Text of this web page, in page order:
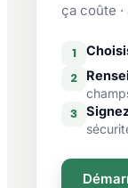
ça coûte
1
2
3